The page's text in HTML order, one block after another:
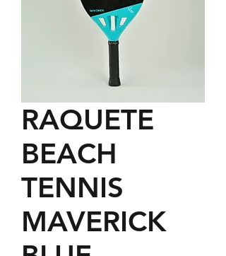
RAQUETE
BEACH
TENNIS
MAVERICK